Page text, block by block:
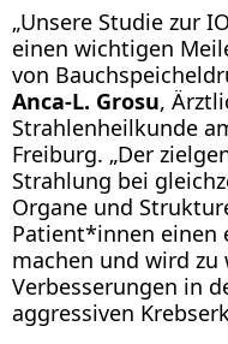
„Unsere Studie zur
einen wichtigen
von
Anca-L. Grosu,
Strahlenheilkunde
Freiburg. „Der
Strahlung bei
Organe und
Patient*innen einen
machen und wird
Verbesserungen in
aggressiven